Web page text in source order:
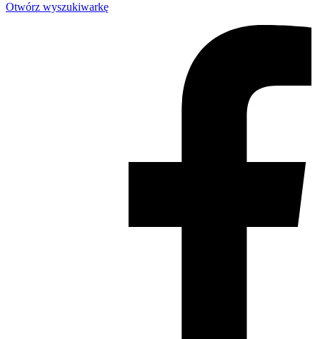
Otwórz wyszukiwarkę